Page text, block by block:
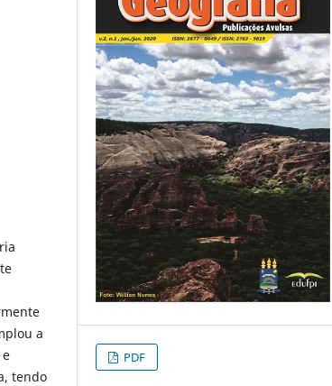
a
tendo
PDF